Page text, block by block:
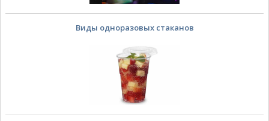
Виды одноразовых стаканов